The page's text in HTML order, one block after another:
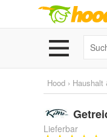
Hood › Haushalt
Lieferbar